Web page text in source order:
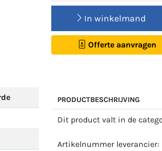
In winkelmand
Offerte aanvragen
PRODUCTBESCHRIJVING
Dit product valt in de
Artikelnummer leverancier: